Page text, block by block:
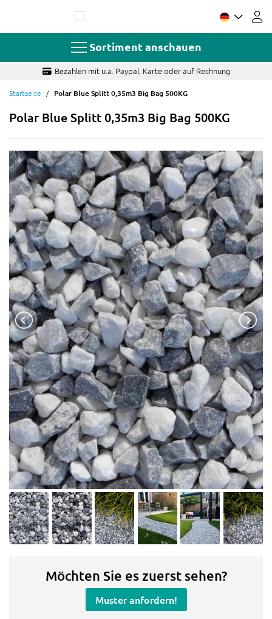
springen
Sortiment anschauen
Fragen? Schnelle und sachkundige
Startseite Polar Blue Splitt 0,35m3 Big Bag 500KG
Polar Blue Splitt 0,35m3 Big Bag 500KG
Möchten Sie es zuerst sehen?
Muster anfordern!